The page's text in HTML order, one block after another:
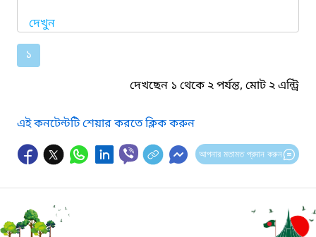
দেখুন
১
দেখছেন ১ থেকে ২ পর্যন্ত, মোট ২ এন্ট্রি
এই কনটেন্টটি শেয়ার করতে ক্লিক করুন
আপনার মতামত প্রদান করুন